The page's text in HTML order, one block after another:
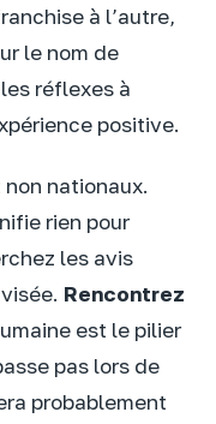
à l’autre,
le nom de
réflexes à
positive.
non nationaux.
rien pour
les avis
Rencontrez
est le pilier
pas lors de
probablement